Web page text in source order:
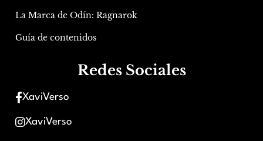
La Marca de Odín: Ragnarok
Guía de contenidos
Redes Sociales
XaviVerso
XaviVerso